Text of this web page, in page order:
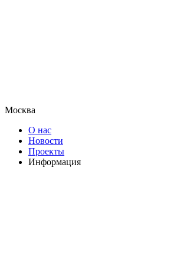
Москва
О нас
Новости
Проекты
Информация